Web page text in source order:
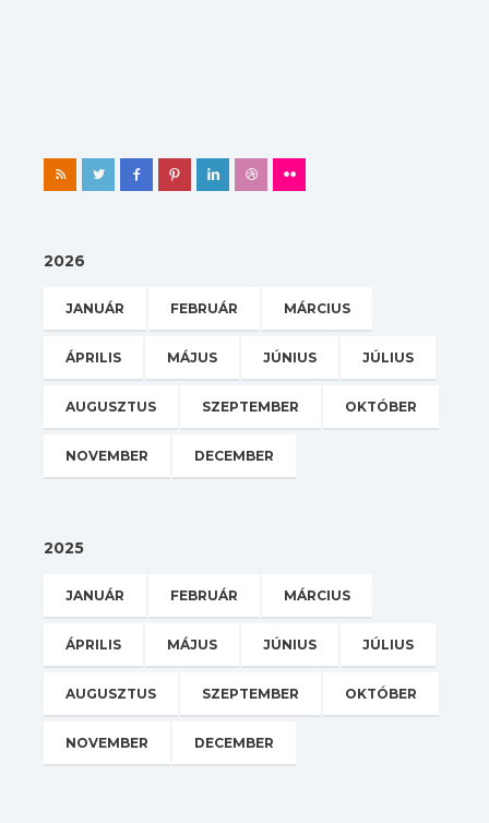
2026
JANUÁR FEBRUÁR MÁRCIUS
ÁPRILIS MÁJUS JÚNIUS JÚLIUS
AUGUSZTUS SZEPTEMBER OKTÓBER
NOVEMBER DECEMBER
2025
JANUÁR FEBRUÁR MÁRCIUS
ÁPRILIS MÁJUS JÚNIUS JÚLIUS
AUGUSZTUS SZEPTEMBER OKTÓBER
NOVEMBER DECEMBER